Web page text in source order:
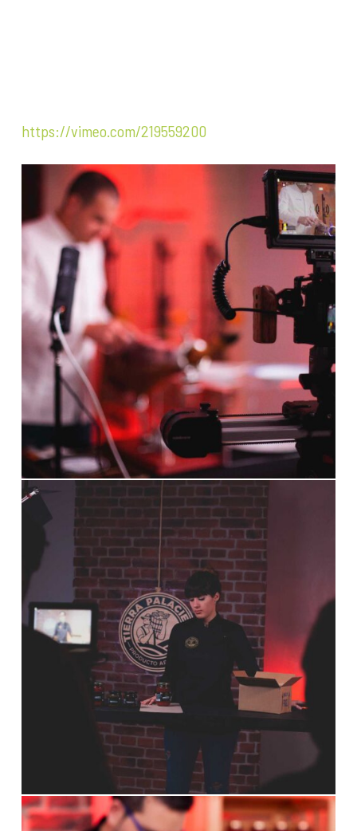
https://vimeo.com/219559200